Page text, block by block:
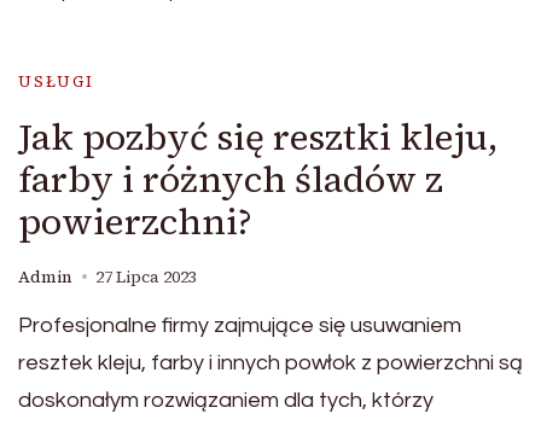
USŁUGI
Jak pozbyć się resztki kleju,
farby i różnych śladów z
powierzchni?
Admin 27 Lipca 2023
Profesjonalne firmy zajmujące się usuwaniem
resztek kleju, farby i innych powłok z powierzchni są
doskonałym rozwiązaniem dla tych, którzy